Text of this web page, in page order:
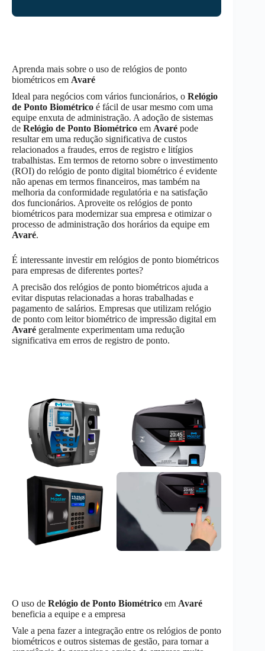
Aprenda mais sobre o uso de relógios de ponto
biométricos em Avaré
Ideal para negócios com vários funcionários, o Relógio
de Ponto Biométrico é fácil de usar mesmo com uma
equipe enxuta de administração. A adoção de sistemas
de Relógio de Ponto Biométrico em Avaré pode
resultar em uma redução significativa de custos
relacionados a fraudes, erros de registro e litígios
trabalhistas. Em termos de retorno sobre o investimento
(ROI) do relógio de ponto digital biométrico é evidente
não apenas em termos financeiros, mas também na
melhoria da conformidade regulatória e na satisfação
dos funcionários. Aproveite os relógios de ponto
biométricos para modernizar sua empresa e otimizar o
processo de administração dos horários da equipe em
Avaré.
É interessante investir em relógios de ponto biométricos
para empresas de diferentes portes?
A precisão dos relógios de ponto biométricos ajuda a
evitar disputas relacionadas a horas trabalhadas e
pagamento de salários. Empresas que utilizam relógio
de ponto com leitor biométrico de impressão digital em
Avaré geralmente experimentam uma redução
significativa em erros de registro de ponto.
O uso de Relógio de Ponto Biométrico em Avaré
beneficia a equipe e a empresa
Vale a pena fazer a integração entre os relógios de ponto
biométricos e outros sistemas de gestão, para tornar a